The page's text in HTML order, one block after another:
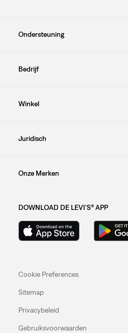
Ondersteuning
Bedrijf
Winkel
Juridisch
Onze Merken
DOWNLOAD DE LEVI'S® APP
Cookie Preferences
Sitemap
Privacybeleid
Gebruiksvoorwaarden